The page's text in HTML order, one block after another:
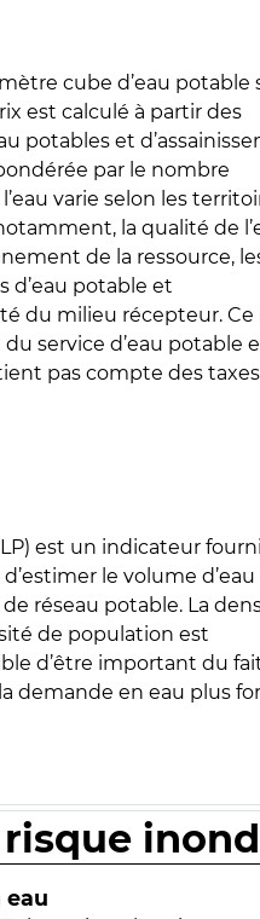
cube d’eau potable
est calculé à partir des
potables et
par le nombre
varie selon les
la qualité de
de la ressource,
d’eau potable et
du milieu récepteur. Ce
service d’eau potable
pas compte des
est un indicateur
le volume d’eau
réseau potable. La
de population est
d’être important du
demande en eau plus
eau